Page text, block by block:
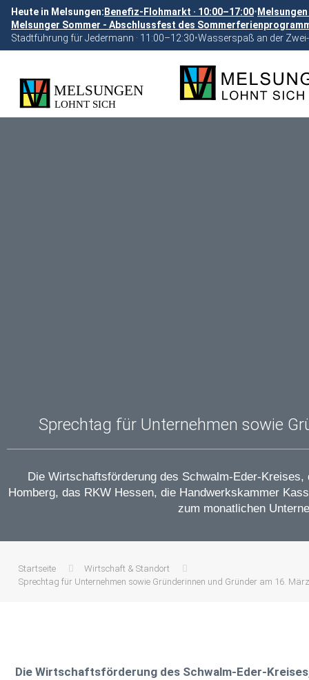
Heute in Melsungen: Benefiz-Flohmarkt · 10:00–17:00•
Melsunger Sommer - Abschlussfest des
Stadtführung für Jedermann · 11:00–12:30•Wasserspaß an der
Sprechtag für Unternehmen sowie
Die Wirtschaftsförderung des Schwalm-Eder-
Homberg, das RKW Hessen, die Handwerkskammer
zum monatlichen
Startseite
Wirtschaft & Standort
Sprechtag für Unternehmen sowie Gründerinnen und Gründer am 16.
Die Wirtschaftsförderung des Schwalm-Eder-